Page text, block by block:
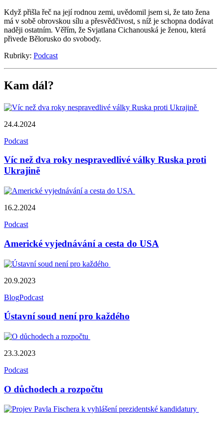
Když přišla řeč na její rodnou zemi, uvědomil jsem si, že tato žena
má v sobě obrovskou sílu a přesvědčivost, s níž je schopna dodávat
naději ostatním. Věřím, že Svjatlana Cichanouská je ženou, která
přivede Bělorusko do svobody.
Rubriky: Podcast
Kam dál?
24.4.2024
Podcast
Víc než dva roky nespravedlivé války Ruska proti
Ukrajině
16.2.2024
Podcast
Americké vyjednávání a cesta do USA
20.9.2023
BlogPodcast
Ústavní soud není pro každého
23.3.2023
Podcast
O důchodech a rozpočtu